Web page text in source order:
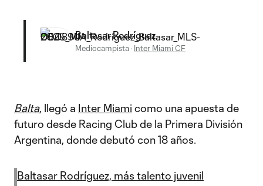
Baltasar Rodríguez
Mediocampista· Inter Miami CF
Balta, llegó a Inter Miami como una apuesta de
futuro desde Racing Club de la Primera División
Argentina, donde debutó con 18 años.
Baltasar Rodríguez, más talento juvenil